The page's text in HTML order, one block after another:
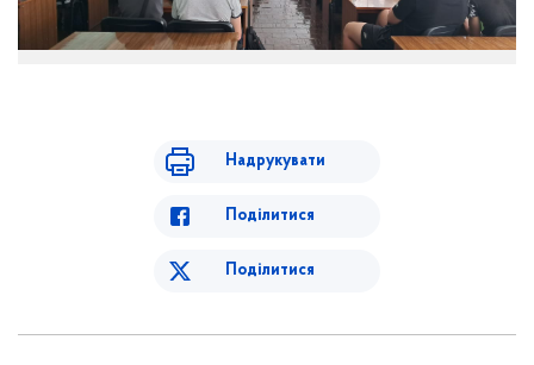
Надрукувати
Поділитися
Поділитися